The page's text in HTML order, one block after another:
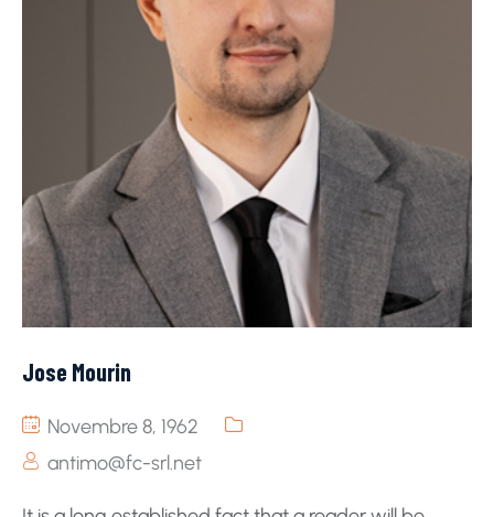
Jose Mourin
Novembre 8, 1962
antimo@fc-srl.net